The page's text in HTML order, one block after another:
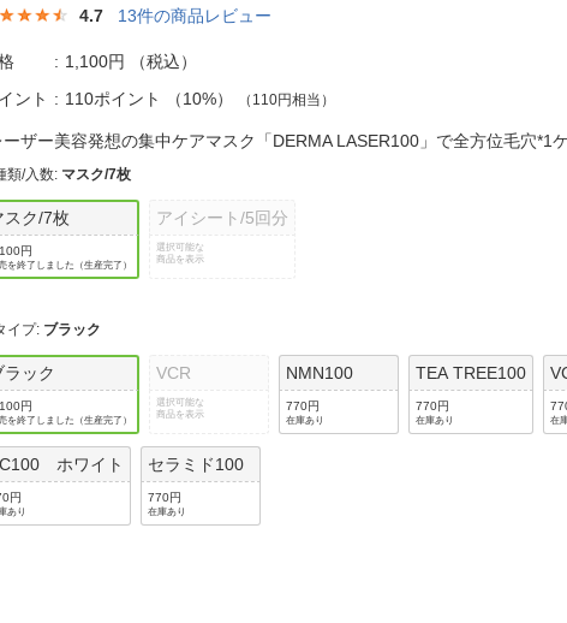
お客様サポート
ご利用ガイド
ご利用規約
4.7 13件の商品レビュー
1,100円
（税込）
ント
110ポイント （10%） （110円相当）
ーザー美容発想の集中ケアマスク「DERMA LASER100」で全方位毛穴
類/入数: マスク/7枚
スク/7枚
円
を終了しました（生産完了）
アイシート/5回分
選択可能な
商品を表示
イプ: ブラック
ラック
円
を終了しました（生産完了）
VCR
選択可能な
商品を表示
NMN100
770円
在庫あり
TEA TREE100
770円
在庫あり 在
ホワイト
円
あり
セラミド100
770円
在庫あり